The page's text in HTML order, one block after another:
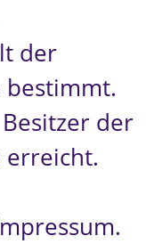
der
bestimmt.
der
erreicht.